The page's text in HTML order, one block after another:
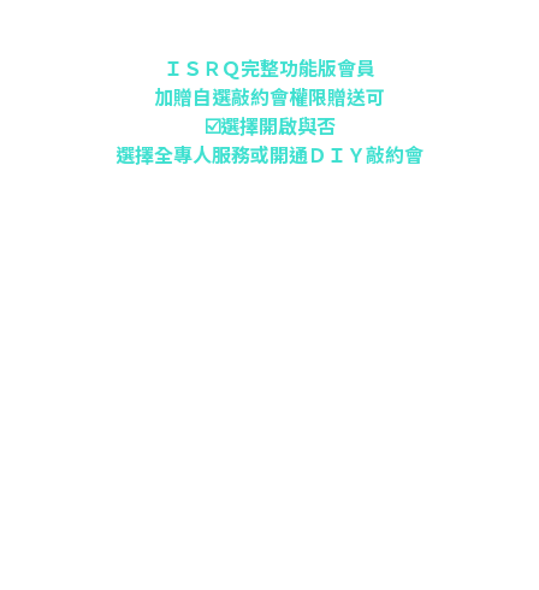
ＩＳＲＱ完整功能版會員
加贈自選敲約會權限贈送可
☑️選擇開啟與否
選擇全專人服務或開通ＤＩＹ敲約會